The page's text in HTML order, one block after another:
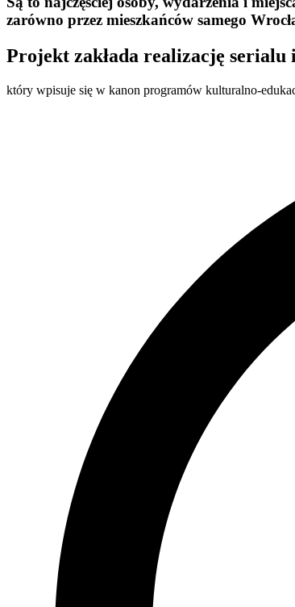
zarówno przez mieszkańców samego
Projekt zakłada realizację
który wpisuje się w kanon programów kulturalno-